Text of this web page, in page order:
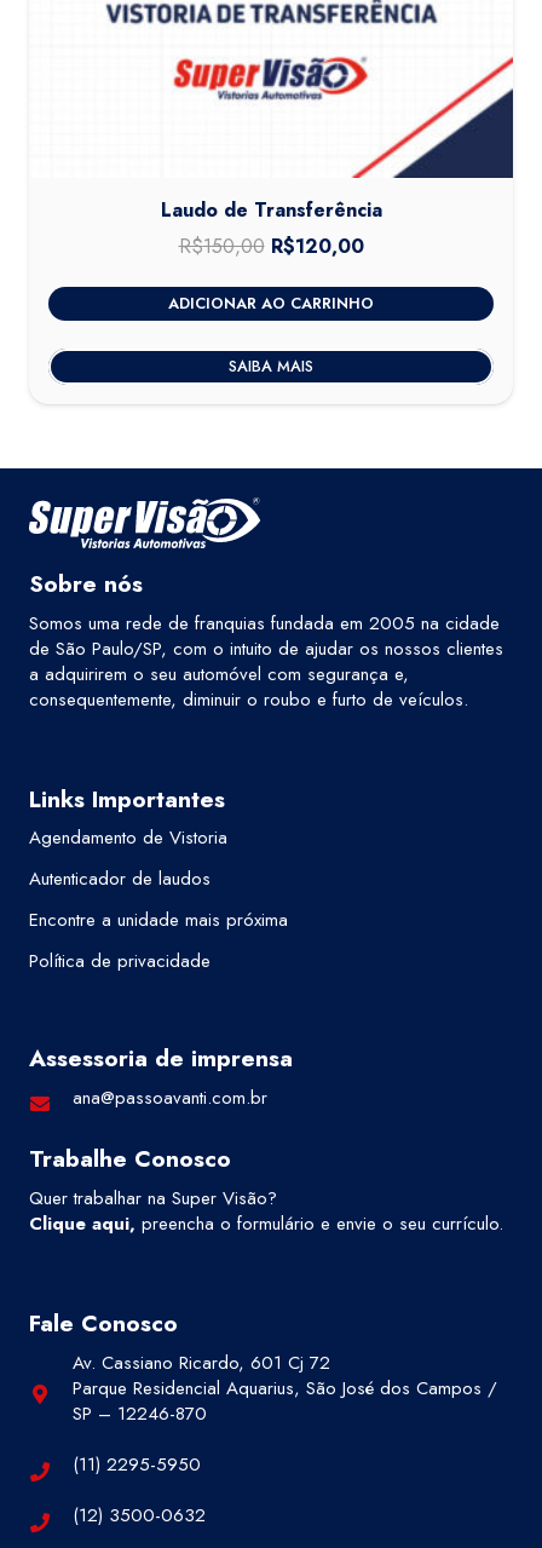
Laudo de Transferência
R$150,00 O
preço
original
era:
R$150,00.
R$120,00O
preço
atual
é:
R$120,00.
ADICIONAR AO CARRINHO
SAIBA MAIS
Sobre nós
Somos uma rede de franquias fundada em 2005 na cidade
de São Paulo/SP, com o intuito de ajudar os nossos clientes
a adquirirem o seu automóvel com segurança e,
consequentemente, diminuir o roubo e furto de veículos.
Links Importantes
Agendamento de Vistoria
Autenticador de laudos
Encontre a unidade mais próxima
Política de privacidade
Assessoria de imprensa
ana@passoavanti.com.br
Trabalhe Conosco
Quer trabalhar na Super Visão?
Clique aqui, preencha o formulário e envie o seu currículo.
Fale Conosco
Av. Cassiano Ricardo, 601 Cj 72
Parque Residencial Aquarius, São José dos Campos /
SP – 12246-870
(11) 2295-5950
(12) 3500-0632